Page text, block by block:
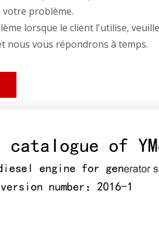
problème.
lorsque le client l'utilise,
nous vous répondrons à temps.